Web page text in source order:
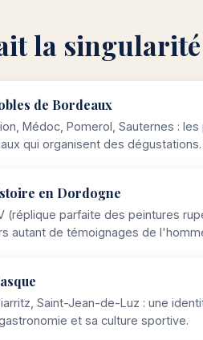
la
de Bordeaux
Médoc, Pomerol, Sauternes :
qui organisent des dégustations.
en Dordogne
(réplique parfaite des peintures
autant de témoignages de
Saint-Jean-de-Luz : une
et sa culture sportive.